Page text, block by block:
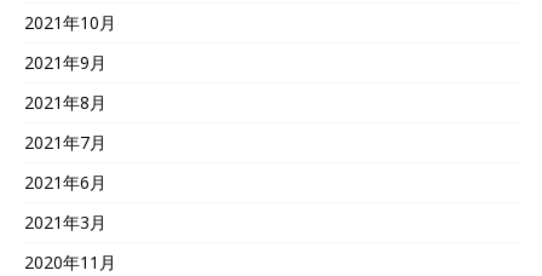
2021年10月
2021年9月
2021年8月
2021年7月
2021年6月
2021年3月
2020年11月